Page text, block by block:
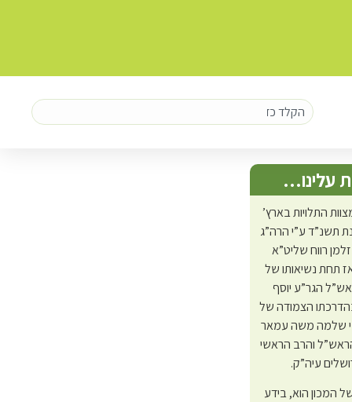
עלינו…
התלויות בארץ’
תשנ”ד ע”י הרה”ג
רווח שליט”א
תחת נשיאותו של
הגר”ע יוסף
הצמודה של
שלמה משה עמאר
והרב הראשי
עיה”ק.
של המכון הוא, בידע